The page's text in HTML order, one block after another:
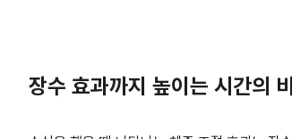
장수 효과까지 높이는 시간의